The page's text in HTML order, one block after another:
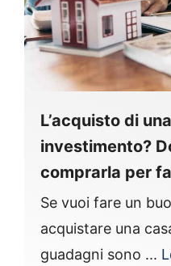
L’acquisto di
investimento?
comprarla per
Se vuoi fare un
acquistare una
guadagni sono ...